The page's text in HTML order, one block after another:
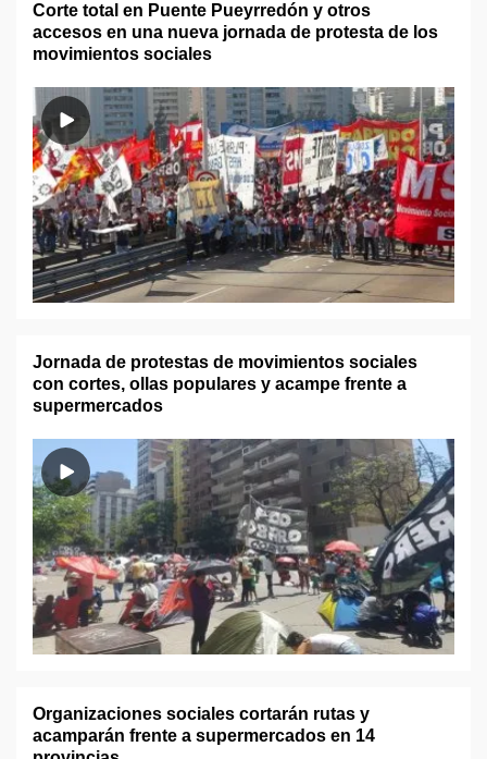
Corte total en Puente Pueyrredón y otros
accesos en una nueva jornada de protesta de los
movimientos sociales
Jornada de protestas de movimientos sociales
con cortes, ollas populares y acampe frente a
supermercados
Organizaciones sociales cortarán rutas y
acamparán frente a supermercados en 14